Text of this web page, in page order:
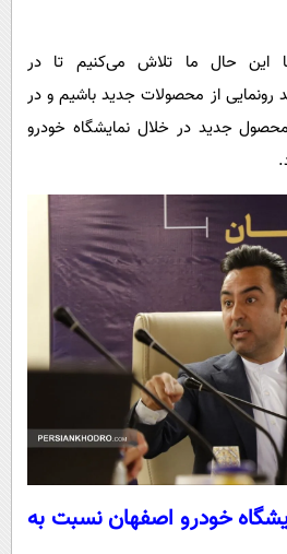
این حال ما تلاش می‌کنیم تا در
از محصولات جدید باشیم و در
راستا نیز امسال ۵ محصول جدید در خلال نمایشگاه خودرو
خودرو اصفهان نسبت به